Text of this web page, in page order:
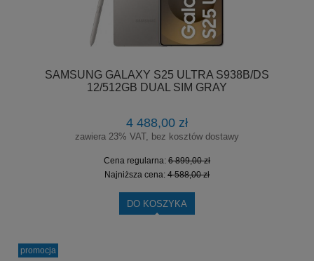
SAMSUNG GALAXY S25 ULTRA S938B/DS
12/512GB DUAL SIM GRAY
4 488,00 zł
zawiera 23% VAT, bez kosztów dostawy
Cena regularna: 6 899,00 zł
Najniższa cena: 4 588,00 zł
DO KOSZYKA
promocja